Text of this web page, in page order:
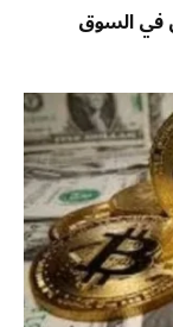
في السوق